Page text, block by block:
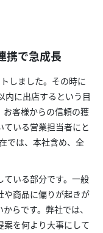
携で急成長
しました。その時に
内に出店するという目
客様からの信頼の獲
いる営業担当者にと
では、本社含め、全
いる部分です。一般
や商品に偏りが起きが
らです。弊社では、
案を何より大事にして